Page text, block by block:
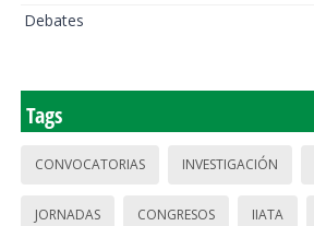
Debates
Tags
CONVOCATORIAS INVESTIGACIÓN
JORNADAS CONGRESOS IIATA